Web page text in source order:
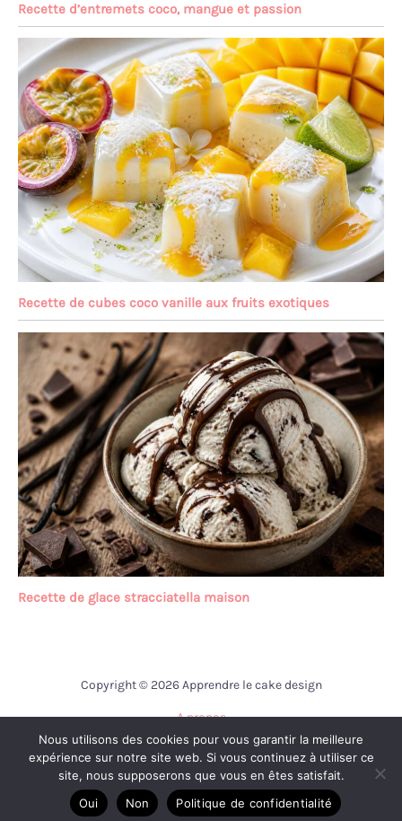
Recette d’entremets coco, mangue et passion
Recette de cubes coco vanille aux fruits exotiques
Recette de glace stracciatella maison
Copyright © 2026 Apprendre le cake design
A propos
Contact
Mentions légales
Politique de confidentialité
Nous utilisons des cookies pour vous garantir la meilleure
expérience sur notre site web. Si vous continuez à utiliser ce
site, nous supposerons que vous en êtes satisfait.
Oui
Non Politique de confidentialité